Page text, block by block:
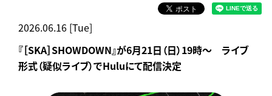
2026.06.16 [Tue]
『［SKA］SHOWDOWN』が6月21日（日）19時～ ライブ
形式（疑似ライブ）でHuluにて配信決定